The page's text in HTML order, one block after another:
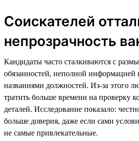
Соискателей
непрозрачность
Кандидаты часто сталкиваются с
обязанностей, неполной
названиями должностей. Из-за этого
тратить больше времени на проверку
деталей. Исследование показало:
больше доверия, даже если сами
не самые привлекательные.